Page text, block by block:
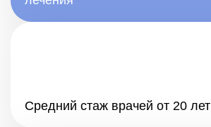
Средний стаж врачей от 20 лет